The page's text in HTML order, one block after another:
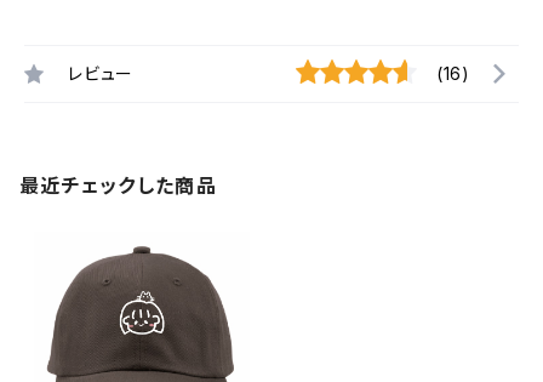
レビュー (16)
最近チェックした商品